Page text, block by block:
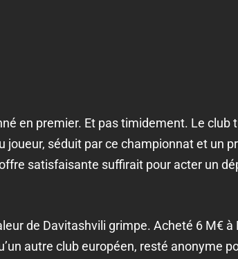
en premier. Et pas timidement. Le
joueur, séduit par ce championnat et un
satisfaisante suffirait pour acter un
de Davitashvili grimpe. Acheté 6 M€
autre club européen, resté anonyme